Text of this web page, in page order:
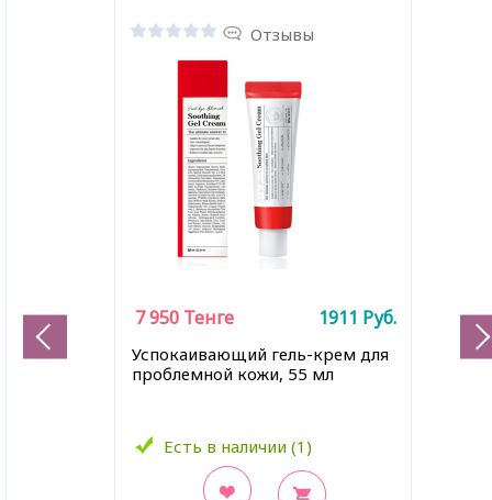
Отзывы
Успокаивающий гель-крем для
проблемной кожи, 55 мл
Есть в наличии (1)
7 950 Тенге 1911 Руб.